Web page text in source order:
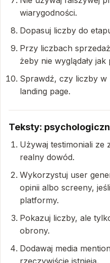
wiarygodności.
Dopasuj liczby do
Przy liczbach
żeby nie wyglądały jak
Sprawdź, czy liczby w
landing page.
Teksty:
Używaj testimoniali ze
realny dowód.
Wykorzystuj user
opinii albo screeny,
platformy.
Pokazuj liczby, ale
obrony.
Dodawaj media
rzeczywiście istnieją.